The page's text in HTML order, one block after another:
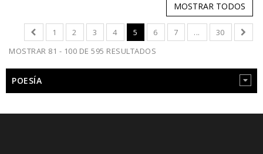
MOSTRAR TODOS
1 2 3 4 5 6 7 ...
30
MOSTRAR 81 - 100 DE 595 RESULTADOS
POESÍA